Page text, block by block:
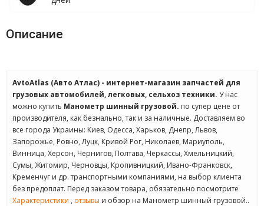
Описание
AvtoAtlas (Авто Атлас) - интернет-магазин запчастей для
грузовых автомобилей, легковых, сельхоз техники. У нас
можно купить Манометр шинный грузовой. по супер цене от
производителя, как безнально, так и за наличные. Доставляем во
все города Украины: Киев, Одесса, Харьков, Днепр, Львов,
Запорожье, Ровно, Луцк, Кривой Рог, Николаев, Мариуполь,
Винница, Херсон, Чернигов, Полтава, Черкассы, Хмельницкий,
Сумы, Житомир, Черновцы, Кропивницкий, Ивано-Франковск,
Кременчуг и др. транспортными компаниями, на выбор клиента
без предоплат. Перед заказом товара, обязательно посмотрите
Характеристики , отзывы и обзор на Манометр шинный грузовой..